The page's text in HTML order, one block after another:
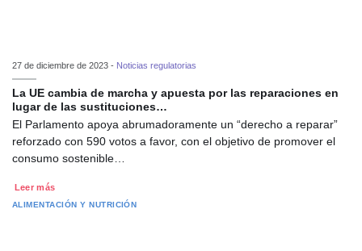
27 de diciembre de 2023 - Noticias regulatorias
La UE cambia de marcha y apuesta por las reparaciones en
lugar de las sustituciones…
El Parlamento apoya abrumadoramente un “derecho a reparar”
reforzado con 590 votos a favor, con el objetivo de promover el
consumo sostenible…
Leer más
ALIMENTACIÓN Y NUTRICIÓN